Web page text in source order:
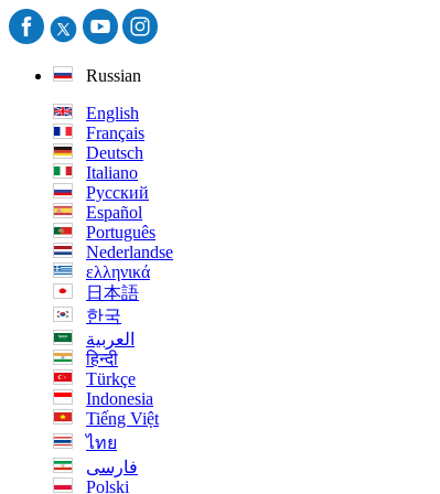
Russian
English
Français
Deutsch
Italiano
Русский
Español
Português
Nederlandse
ελληνικά
日本語
한국
العربية
हिन्दी
Türkçe
Indonesia
Tiếng Việt
ไทย
فارسی
Polski